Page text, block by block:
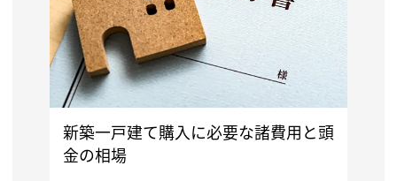
新築一戸建て購入に必要な諸費用と頭
金の相場